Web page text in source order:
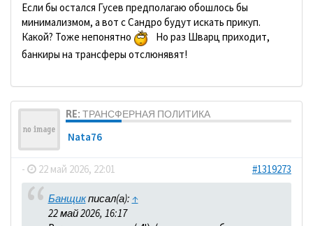
Если бы остался Гусев предполагаю обошлось бы
минимализмом, а вот с Сандро будут искать прикуп.
Какой? Тоже непонятно
Но раз Шварц приходит,
банкиры на трансферы отслюнявят!
RE: ТРАНСФЕРНАЯ ПОЛИТИКА
Nata76
- 22 май 2026, 22:01 #1319273
Банщикписал(а): ↑
22 май 2026, 16:17